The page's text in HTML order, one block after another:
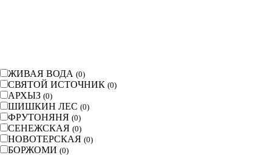
ЖИВАЯ ВОДА (0)
СВЯТОЙ ИСТОЧНИК (0)
АРХЫЗ (0)
ШИШКИН ЛЕС (0)
ФРУТОНЯНЯ (0)
СЕНЕЖСКАЯ (0)
НОВОТЕРСКАЯ (0)
БОРЖОМИ (0)